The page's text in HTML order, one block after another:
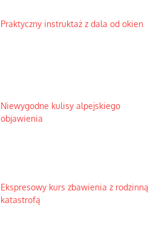
Praktyczny instruktaż z dala od okien
Niewygodne kulisy alpejskiego
objawienia
Ekspresowy kurs zbawienia z rodzinną
katastrofą